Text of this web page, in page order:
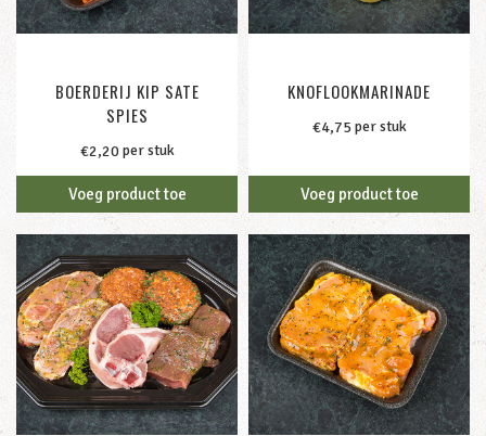
BOERDERIJ KIP SATE
SPIES
€2,20per stuk
Voeg product toe
KNOFLOOKMARINADE
€4,75 per stuk
Voeg product toe